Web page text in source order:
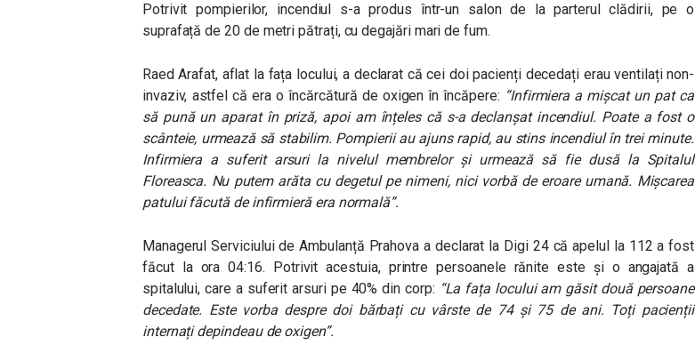
Potrivit pompierilor, incendiul s-a produs într-un salon de la parterul clădirii, pe o
suprafață de 20 de metri pătrați, cu degajări mari de fum.
Raed Arafat, aflat la fața locului, a declarat că cei doi pacienți decedați erau ventilați non-
invaziv, astfel că era o încărcătură de oxigen în încăpere: “Infirmiera a mișcat un pat ca
să pună un aparat în priză, apoi am înțeles că s-a declanșat incendiul. Poate a fost o
scânteie, urmează să stabilim. Pompierii au ajuns rapid, au stins incendiul în trei minute.
Infirmiera a suferit arsuri la nivelul membrelor și urmează să fie dusă la Spitalul
Floreasca. Nu putem arăta cu degetul pe nimeni, nici vorbă de eroare umană. Mișcarea
patului făcută de infirmieră era normală”.
Managerul Serviciului de Ambulanță Prahova a declarat la Digi 24 că apelul la 112 a fost
făcut la ora 04:16. Potrivit acestuia, printre persoanele rănite este și o angajată a
spitalului, care a suferit arsuri pe 40% din corp: “La fața locului am găsit două persoane
decedate. Este vorba despre doi bărbați cu vârste de 74 și 75 de ani. Toți pacienții
internați depindeau de oxigen”.